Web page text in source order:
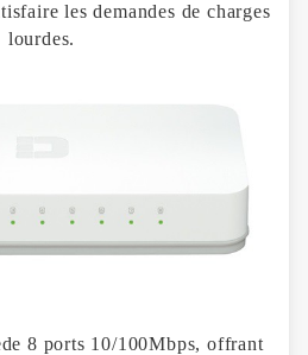
les demandes de charges
lourdes.
8 ports 10/100Mbps, offrant